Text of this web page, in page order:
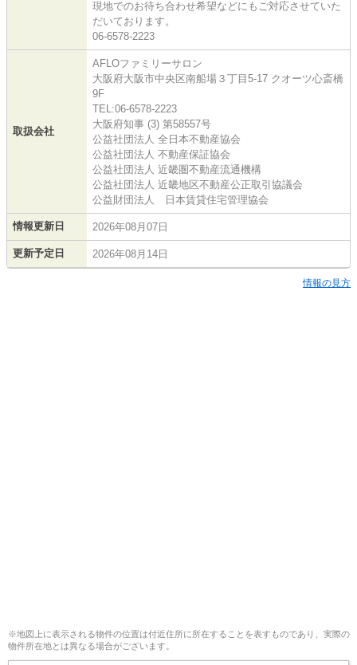
現地でのお待ち合わせ希望などにもご対応させていた
だいております。
06-6578-2223
取扱会社
AFLOファミリーサロン
大阪府大阪市中央区南船場３丁目5-17 クオーツ心斎橋
9F
TEL:06-6578-2223
大阪府知事 (3) 第58557号
公益社団法人 全日本不動産協会
公益社団法人 不動産保証協会
公益社団法人 近畿圏不動産流通機構
公益社団法人 近畿地区不動産公正取引協議会
公益財団法人 日本賃貸住宅管理協会
情報更新日 2026年08月07日
更新予定日 2026年08月14日
情報の見方
※地図上に表示される物件の位置は付近住所に所在することを表すものであり、実際の
物件所在地とは異なる場合がございます。